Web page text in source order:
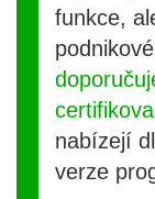
funkce,
nabízejí
verze